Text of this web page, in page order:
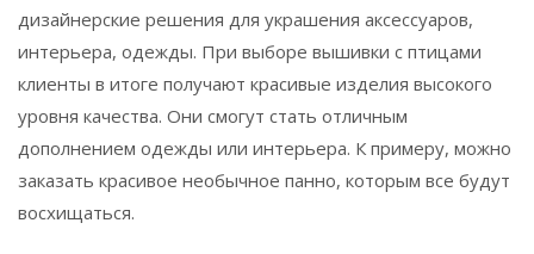
дизайнерские решения для украшения аксессуаров,
интерьера, одежды. При выборе вышивки с птицами
клиенты в итоге получают красивые изделия высокого
уровня качества. Они смогут стать отличным
дополнением одежды или интерьера. К примеру, можно
заказать красивое необычное панно, которым все будут
восхищаться.